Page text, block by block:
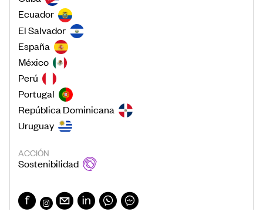
Ecuador
El Salvador
España
México
Perú
Portugal
República Dominicana
Uruguay
ACCIÓN
Sostenibilidad